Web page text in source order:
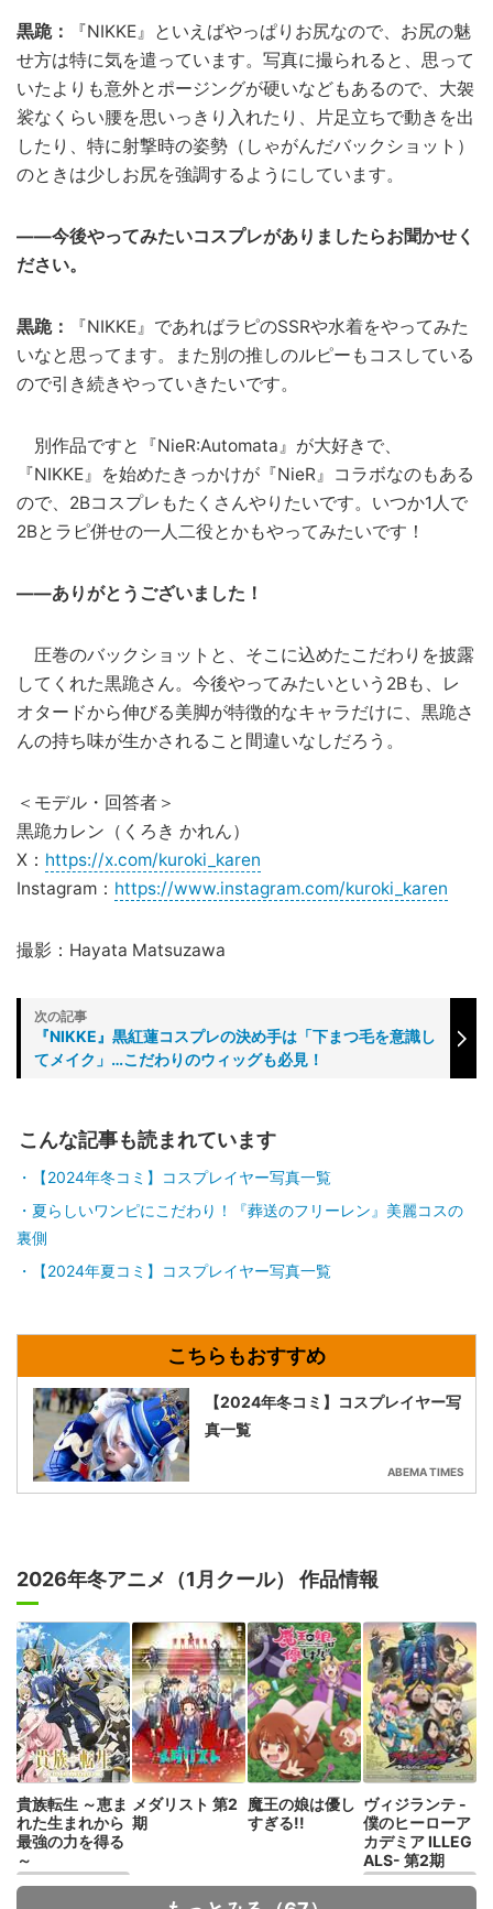
黒跪：
『NIKKE』といえばやっぱりお尻なので、お尻の魅
せ方は特に気を遣っています。写真に撮られると、思って
いたよりも意外とポージングが硬いなどもあるので、大袈
裟なくらい腰を思いっきり入れたり、片足立ちで動きを出
したり、特に射撃時の姿勢（しゃがんだバックショット）
のときは少しお尻を強調するようにしています。
——今後やってみたいコスプレがありましたらお聞かせく
ださい。
黒跪：
『NIKKE』であればラピのSSRや水着をやってみた
いなと思ってます。また別の推しのルピーもコスしている
ので引き続きやっていきたいです。
別作品ですと『NieR:Automata』が大好きで、
『NIKKE』を始めたきっかけが『NieR』コラボなのもある
ので、2Bコスプレもたくさんやりたいです。いつか1人で
2Bとラピ併せの一人二役とかもやってみたいです！
——ありがとうございました！
圧巻のバックショットと、そこに込めたこだわりを披露
してくれた黒跪さん。今後やってみたいという2Bも、レ
オタードから伸びる美脚が特徴的なキャラだけに、黒跪さ
んの持ち味が生かされること間違いなしだろう。
＜モデル・回答者＞
黒跪カレン（くろき かれん）
X： https://x.com/kuroki_karen
Instagram： https://www.instagram.com/kuroki_karen
撮影：Hayata Matsuzawa
『NIKKE』黒紅蓮コスプレの決め手は「下まつ毛を意識し
てメイク」…こだわりのウィッグも必見！
こんな記事も読まれています
【2024年冬コミ】コスプレイヤー写真一覧
夏らしいワンピにこだわり！『葬送のフリーレン』美麗コスの
裏側
【2024年夏コミ】コスプレイヤー写真一覧
【2024年冬コミ】コスプレイヤー写
真一覧
ABEMA TIMES
2026年冬アニメ（1月クール） 作品情報
貴族転生 ～恵ま
れた生まれから
最強の力を得る
～
メダリスト 第2
期
魔王の娘は優し
すぎる!!
ヴィジランテ -
僕のヒーローア
カデミア ILLEG
ALS- 第2期